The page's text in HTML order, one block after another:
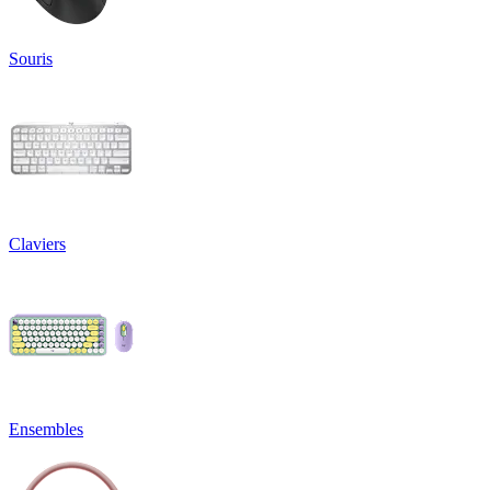
Souris
Claviers
Ensembles